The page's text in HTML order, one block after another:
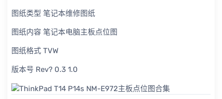
图纸类型 笔记本维修图纸
图纸内容 笔记本电脑主板点位图
图纸格式 TVW
版本号 Rev? 0.3 1.0